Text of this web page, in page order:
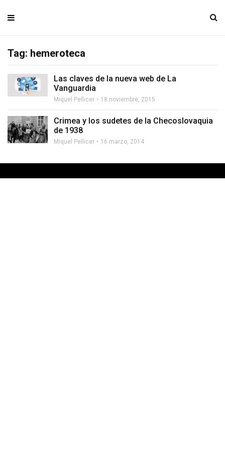
Tag: hemeroteca
Las claves de la nueva web de La
Vanguardia
Miquel Pellicer 18 noviembre, 2015
Crimea y los sudetes de la Checoslovaquia
de 1938
Miquel Pellicer 16 marzo, 2014